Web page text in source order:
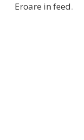
Eroare in feed.